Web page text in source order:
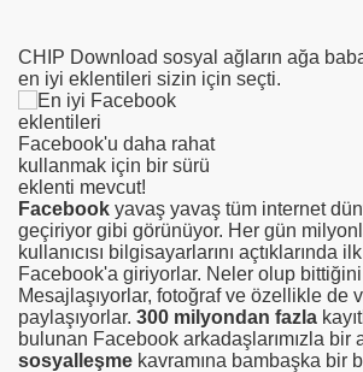
CHIP Download sosyal ağların ağa
en iyi eklentileri sizin için seçti.
Facebook'u daha rahat
kullanmak için bir sürü
eklenti mevcut!
Facebook yavaş yavaş tüm internet
geçiriyor gibi görünüyor. Her gün
kullanıcısı bilgisayarlarını açtıklarında
Facebook'a giriyorlar. Neler olup
Mesajlaşıyorlar, fotoğraf ve özellikle de
paylaşıyorlar. 300 milyondan fazla
bulunan Facebook arkadaşlarımızla bir
sosyalleşme kavramına bambaşka bir